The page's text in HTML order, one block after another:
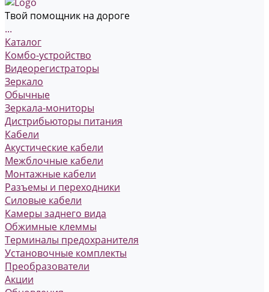
Твой помощник на дороге
...
Каталог
Комбо-устройство
Видеорегистраторы
Зеркало
Обычные
Зеркала-мониторы
Дистрибьюторы питания
Кабели
Акустические кабели
Межблочные кабели
Монтажные кабели
Разъемы и переходники
Силовые кабели
Камеры заднего вида
Обжимные клеммы
Терминалы предохранителя
Установочные комплекты
Преобразователи
Акции